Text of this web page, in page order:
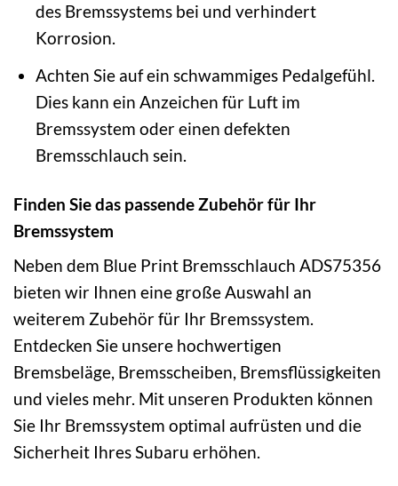
des Bremssystems bei und verhindert
Korrosion.
Achten Sie auf ein schwammiges Pedalgefühl.
Dies kann ein Anzeichen für Luft im
Bremssystem oder einen defekten
Bremsschlauch sein.
Finden Sie das passende Zubehör für Ihr
Bremssystem
Neben dem Blue Print Bremsschlauch ADS75356
bieten wir Ihnen eine große Auswahl an
weiterem Zubehör für Ihr Bremssystem.
Entdecken Sie unsere hochwertigen
Bremsbeläge, Bremsscheiben, Bremsflüssigkeiten
und vieles mehr. Mit unseren Produkten können
Sie Ihr Bremssystem optimal aufrüsten und die
Sicherheit Ihres Subaru erhöhen.